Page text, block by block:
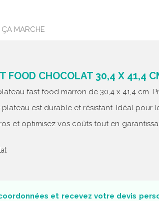
MARCHE
FOOD CHOCOLAT 30,4 X 41,4
fast food marron de 30,4 x 41,4 cm.
plateau est durable et résistant. Idéal pour
et optimisez vos coûts tout en
et recevez votre devis